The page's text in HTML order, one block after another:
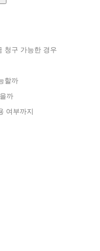
청구 가능한 경우
할까
까
여부까지